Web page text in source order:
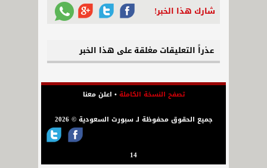
شارك هذا الخبر!
عذراً التعليقات مغلقة على هذا الخبر
تصفح النسخة الكاملة• اعلن معنا
جميع الحقوق محفوظة لـ سبورت السعودية © 2026
14